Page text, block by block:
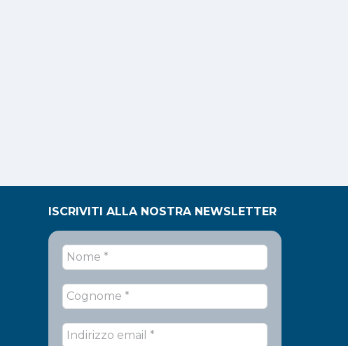
ISCRIVITI ALLA NOSTRA NEWSLETTER